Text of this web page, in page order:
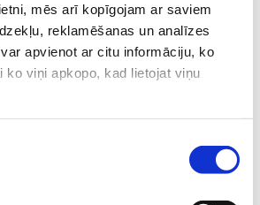
mēs arī kopīgojam ar saviem
reklamēšanas un analīzes
apvienot ar citu informāciju, ko
ko viņi apkopo, kad lietojat viņu
-
sirdi
Friso Gold - saudzīgs
piebarošanas laikā